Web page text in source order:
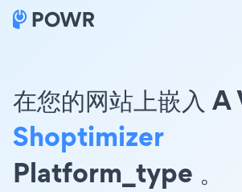
在您的网站上嵌入
Shoptimizer
Platform_type 。